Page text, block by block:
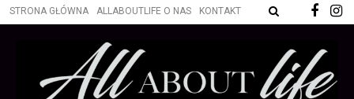
STRONA GŁÓWNA ALLABOUTLIFE O NAS KONTAKT